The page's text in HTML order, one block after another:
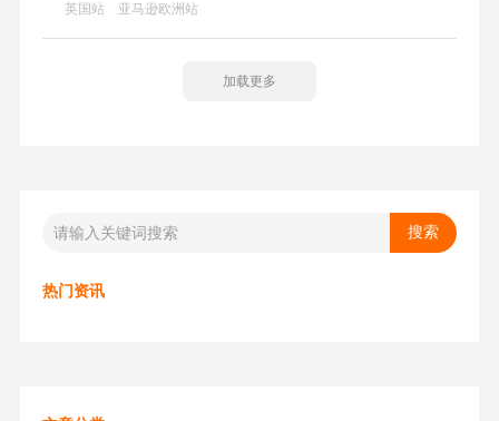
是许多跨国电商经营的重要一环。
英国站
亚马逊欧洲站
加载更多
热门资讯